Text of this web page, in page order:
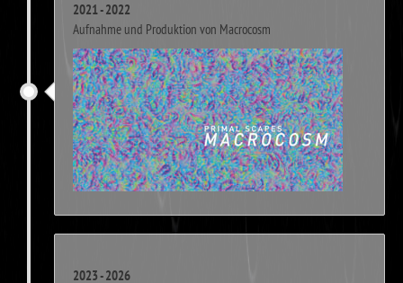
2021 - 2022
Aufnahme und Produktion von Macrocosm
2023 - 2026